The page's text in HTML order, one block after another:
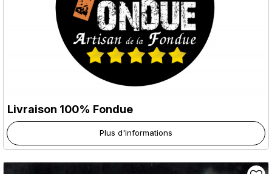
Livraison 100% Fondue
Plus d'informations